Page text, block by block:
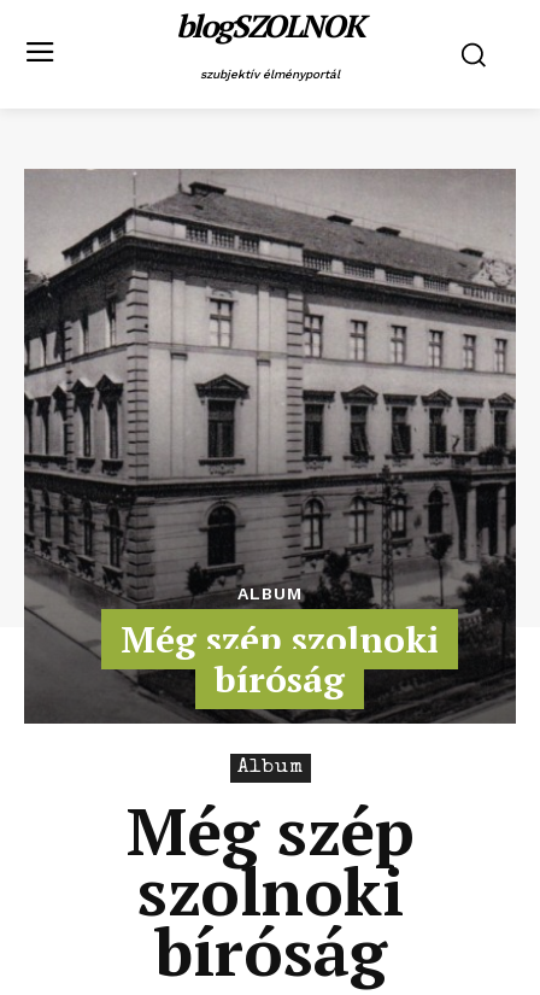
blogSZOLNOK
szubjektív élményportál
ALBUM
Még szép szolnoki
bíróság
Album
Még szép
szolnoki
bíróság